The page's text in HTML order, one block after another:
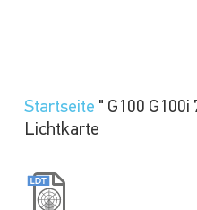
Startseite " G100
Lichtkarte